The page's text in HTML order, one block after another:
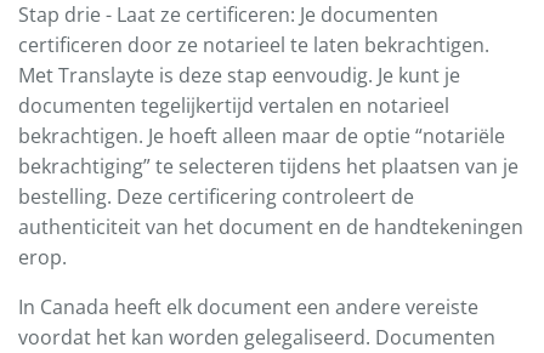
Stap drie - Laat ze certificeren: Je documenten
certificeren door ze notarieel te laten bekrachtigen.
Met Translayte is deze stap eenvoudig. Je kunt je
documenten tegelijkertijd vertalen en notarieel
bekrachtigen. Je hoeft alleen maar de optie “notariële
bekrachtiging” te selecteren tijdens het plaatsen van je
bestelling. Deze certificering controleert de
authenticiteit van het document en de handtekeningen
erop.
In Canada heeft elk document een andere vereiste
voordat het kan worden gelegaliseerd. Documenten